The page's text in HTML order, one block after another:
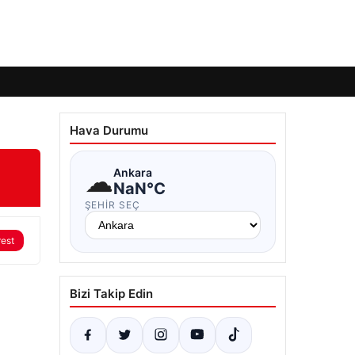
Hava Durumu
☁Ankara
NaN°C
ŞEHIR SEÇ
Bizi Takip Edin